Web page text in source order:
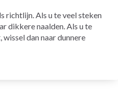
richtlijn. Als u te veel steken
dikkere naalden. Als u te
dan naar dunnere